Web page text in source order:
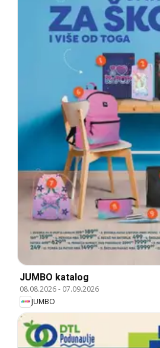
JUMBO katalog
08.08.2026- 07.09.2026
JUMBO